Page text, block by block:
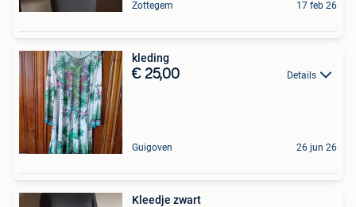
Zottegem 17 feb 26
kleding
€ 25,00 Details
Guigoven 26 jun 26
Kleedje zwart